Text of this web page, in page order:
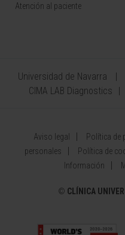
Atención al paciente
Universidad de Navarra
CIMA LAB Diagnostics
Aviso legal Política de
personales
Política de
Información
© CLÍNICA